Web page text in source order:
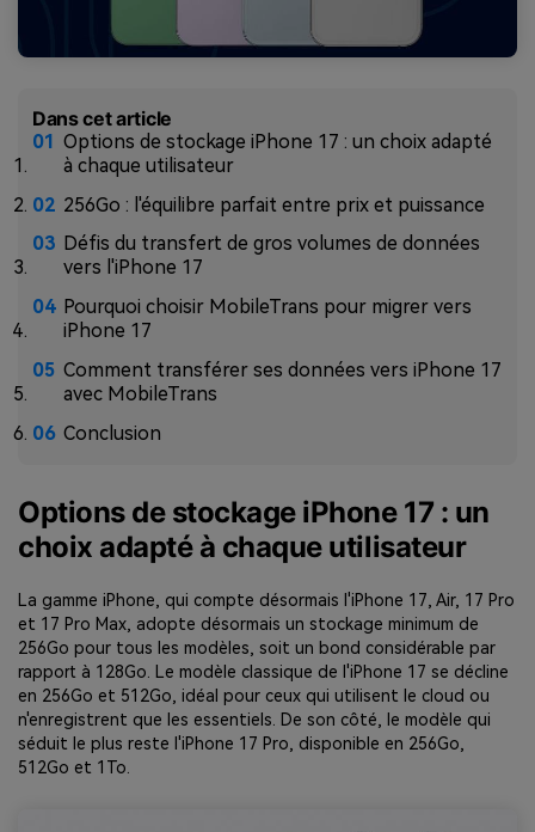
Dans cet article
Options de stockage iPhone 17 : un choix adapté
à chaque utilisateur
256Go : l'équilibre parfait entre prix et puissance
Défis du transfert de gros volumes de données
vers l'iPhone 17
Pourquoi choisir MobileTrans pour migrer vers
iPhone 17
Comment transférer ses données vers iPhone 17
avec MobileTrans
Conclusion
Options de stockage iPhone 17 : un
choix adapté à chaque utilisateur
La gamme iPhone, qui compte désormais l'iPhone 17, Air, 17 Pro
et 17 Pro Max, adopte désormais un stockage minimum de
256Go pour tous les modèles, soit un bond considérable par
rapport à 128Go. Le modèle classique de l'iPhone 17 se décline
en 256Go et 512Go, idéal pour ceux qui utilisent le cloud ou
n'enregistrent que les essentiels. De son côté, le modèle qui
séduit le plus reste l'iPhone 17 Pro, disponible en 256Go,
512Go et 1To.